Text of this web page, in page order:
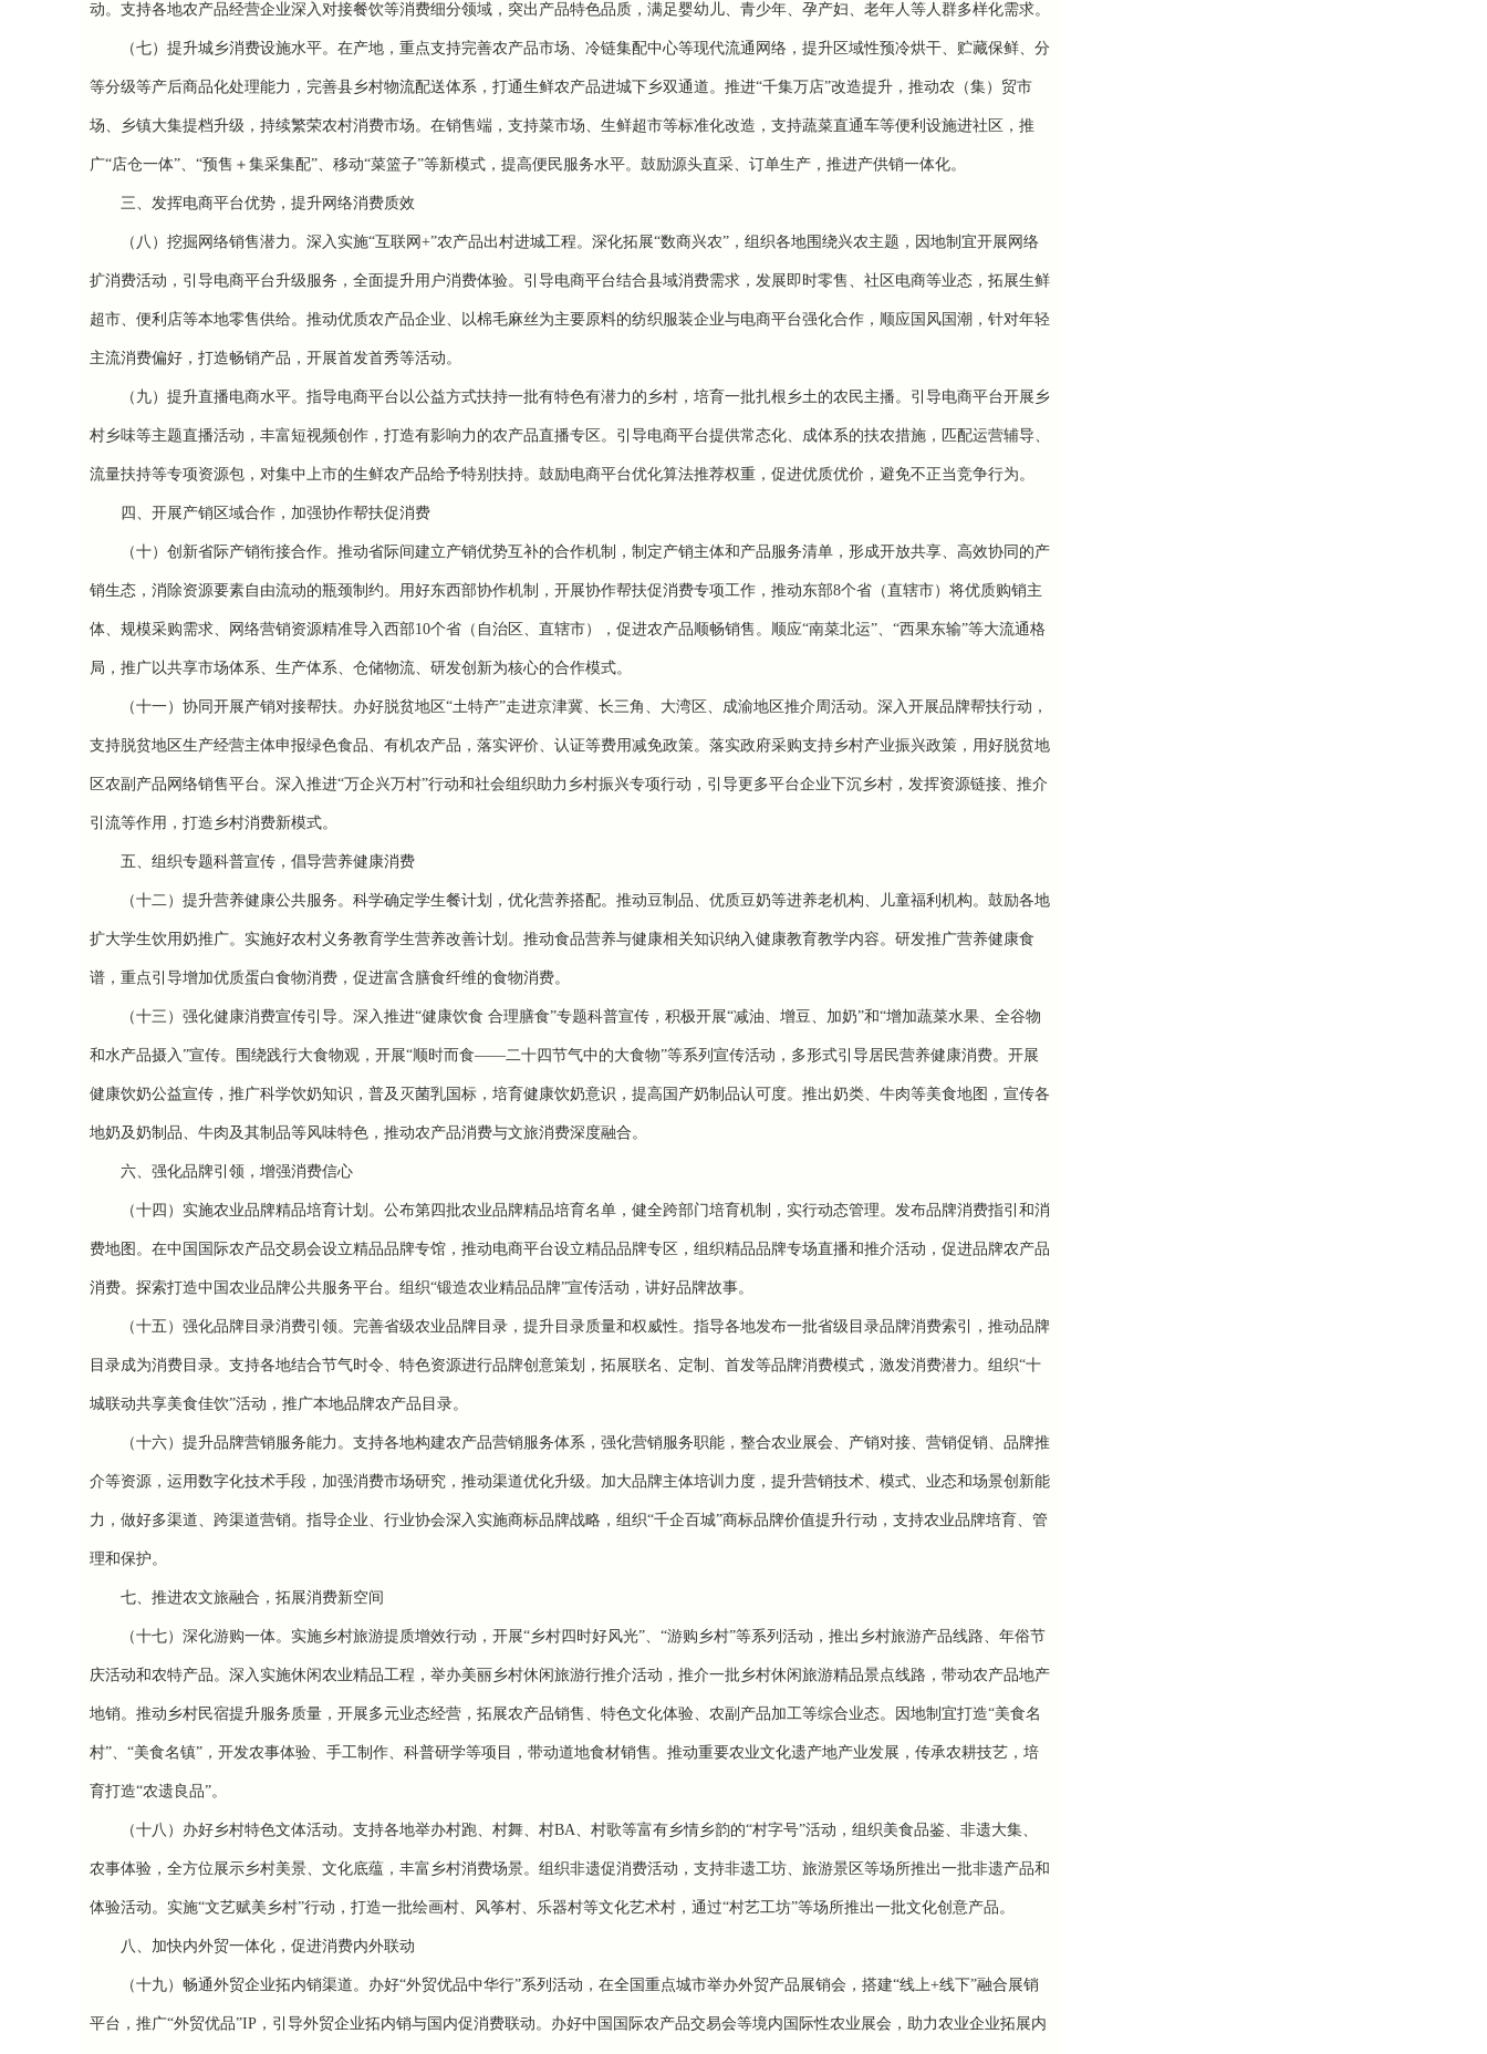
动。 支持各地农产品经营企业深入对接餐饮等消费细分领域，突出产品特色品质，满足婴幼儿、青少年、孕产妇、老年人等人群多样化需求。
（七）提升城乡消费设施水平。 在产地，重点支持完善农产品市场、冷链集配中心等现代流通网络，提升区域性预冷烘干、贮藏保鲜、分
等分级等产后商品化处理能力，完善县乡村物流配送体系，打通生鲜农产品进城下乡双通道。推进“千集万店”改造提升，推动农（集）贸市
场、乡镇大集提档升级，持续繁荣农村消费市场。在销售端，支持菜市场、生鲜超市等标准化改造，支持蔬菜直通车等便利设施进社区，推
广“店仓一体”、“预售＋集采集配”、移动“菜篮子”等新模式，提高便民服务水平。 鼓励源头直采、订单生产，推进产供销一体化。
三、发挥电商平台优势，提升网络消费质效
（八）挖掘网络销售潜力。 深入实施“互联网+”农产品出村进城工程。 深化拓展“数商兴农”，组织各地围绕兴农主题，因地制宜开展网络
扩消费活动，引导电商平台升级服务，全面提升用户消费体验。引导电商平台结合县域消费需求，发展即时零售、社区电商等业态，拓展生鲜
超市、便利店等本地零售供给。推动优质农产品企业、以棉毛麻丝为主要原料的纺织服装企业与电商平台强化合作，顺应国风国潮，针对年轻
主流消费偏好，打造畅销产品，开展首发首秀等活动。
（九）提升直播电商水平。 指导电商平台以公益方式扶持一批有特色有潜力的乡村，培育一批扎根乡土的农民主播。引导电商平台开展乡
村乡味等主题直播活动，丰富短视频创作，打造有影响力的农产品直播专区。引导电商平台提供常态化、成体系的扶农措施，匹配运营辅导、
流量扶持等专项资源包，对集中上市的生鲜农产品给予特别扶持。 鼓励电商平台优化算法推荐权重，促进优质优价，避免不正当竞争行为。
四、开展产销区域合作，加强协作帮扶促消费
（十）创新省际产销衔接合作。 推动省际间建立产销优势互补的合作机制，制定产销主体和产品服务清单，形成开放共享、高效协同的产
销生态，消除资源要素自由流动的瓶颈制约。用好东西部协作机制，开展协作帮扶促消费专项工作，推动东部8个省（直辖市）将优质购销主
体、规模采购需求、网络营销资源精准导入西部10个省（自治区、直辖市），促进农产品顺畅销售。 顺应“南菜北运”、“西果东输”等大流通格
局，推广以共享市场体系、生产体系、仓储物流、研发创新为核心的合作模式。
（十一）协同开展产销对接帮扶。 办好脱贫地区“土特产”走进京津冀、长三角、大湾区、成渝地区推介周活动。 深入开展品牌帮扶行动，
支持脱贫地区生产经营主体申报绿色食品、有机农产品，落实评价、认证等费用减免政策。落实政府采购支持乡村产业振兴政策，用好脱贫地
区农副产品网络销售平台。深入推进“万企兴万村”行动和社会组织助力乡村振兴专项行动，引导更多平台企业下沉乡村，发挥资源链接、推介
引流等作用，打造乡村消费新模式。
五、组织专题科普宣传，倡导营养健康消费
（十二）提升营养健康公共服务。 科学确定学生餐计划，优化营养搭配。推动豆制品、优质豆奶等进养老机构、儿童福利机构。鼓励各地
扩大学生饮用奶推广。实施好农村义务教育学生营养改善计划。推动食品营养与健康相关知识纳入健康教育教学内容。 研发推广营养健康食
谱，重点引导增加优质蛋白食物消费，促进富含膳食纤维的食物消费。
（十三）强化健康消费宣传引导。 深入推进“健康饮食 合理膳食”专题科普宣传，积极开展“减油、增豆、加奶”和“增加蔬菜水果、全谷物
和水产品摄入”宣传。围绕践行大食物观，开展“顺时而食——二十四节气中的大食物”等系列宣传活动，多形式引导居民营养健康消费。 开展
健康饮奶公益宣传，推广科学饮奶知识，普及灭菌乳国标，培育健康饮奶意识，提高国产奶制品认可度。推出奶类、牛肉等美食地图，宣传各
地奶及奶制品、牛肉及其制品等风味特色，推动农产品消费与文旅消费深度融合。
六、强化品牌引领，增强消费信心
（十四）实施农业品牌精品培育计划。 公布第四批农业品牌精品培育名单，健全跨部门培育机制，实行动态管理。发布品牌消费指引和消
费地图。在中国国际农产品交易会设立精品品牌专馆，推动电商平台设立精品品牌专区，组织精品品牌专场直播和推介活动，促进品牌农产品
消费。 探索打造中国农业品牌公共服务平台。组织“锻造农业精品品牌”宣传活动，讲好品牌故事。
（十五）强化品牌目录消费引领。 完善省级农业品牌目录，提升目录质量和权威性。指导各地发布一批省级目录品牌消费索引，推动品牌
目录成为消费目录。支持各地结合节气时令、特色资源进行品牌创意策划，拓展联名、定制、首发等品牌消费模式，激发消费潜力。 组织“十
城联动共享美食佳饮”活动，推广本地品牌农产品目录。
（十六）提升品牌营销服务能力。 支持各地构建农产品营销服务体系，强化营销服务职能，整合农业展会、产销对接、营销促销、品牌推
介等资源，运用数字化技术手段，加强消费市场研究，推动渠道优化升级。加大品牌主体培训力度，提升营销技术、模式、业态和场景创新能
力，做好多渠道、跨渠道营销。 指导企业、行业协会深入实施商标品牌战略，组织“千企百城”商标品牌价值提升行动，支持农业品牌培育、管
理和保护。
七、推进农文旅融合，拓展消费新空间
（十七）深化游购一体。 实施乡村旅游提质增效行动，开展“乡村四时好风光”、“游购乡村”等系列活动，推出乡村旅游产品线路、年俗节
庆活动和农特产品。深入实施休闲农业精品工程，举办美丽乡村休闲旅游行推介活动，推介一批乡村休闲旅游精品景点线路，带动农产品地产
地销。推动乡村民宿提升服务质量，开展多元业态经营，拓展农产品销售、特色文化体验、农副产品加工等综合业态。因地制宜打造“美食名
村”、“美食名镇”，开发农事体验、手工制作、科普研学等项目，带动道地食材销售。推动重要农业文化遗产地产业发展，传承农耕技艺，培
育打造“农遗良品”。
（十八）办好乡村特色文体活动。 支持各地举办村跑、村舞、村BA、村歌等富有乡情乡韵的“村字号”活动，组织美食品鉴、非遗大集、
农事体验，全方位展示乡村美景、文化底蕴，丰富乡村消费场景。 组织非遗促消费活动，支持非遗工坊、旅游景区等场所推出一批非遗产品和
体验活动。实施“文艺赋美乡村”行动，打造一批绘画村、风筝村、乐器村等文化艺术村，通过“村艺工坊”等场所推出一批文化创意产品。
八、加快内外贸一体化 ，促进消费内外联动
（十九）畅通外贸企业拓内销渠道。 办好“外贸优品中华行”系列活动，在全国重点城市举办外贸产品展销会，搭建“线上+线下”融合展销
平台，推广“外贸优品”IP，引导外贸企业拓内销与国内促消费联动。办好中国国际农产品交易会等境内国际性农业展会，助力农业企业拓展内